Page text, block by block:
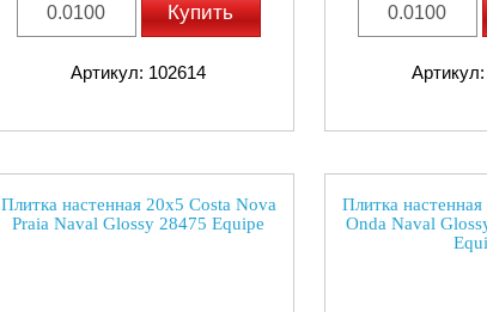
Купить
Артикул: 102614
Плитка настенная 20x5 Costa Nova
Praia Naval Glossy 28475 Equipe
Плитка
Onda Naval